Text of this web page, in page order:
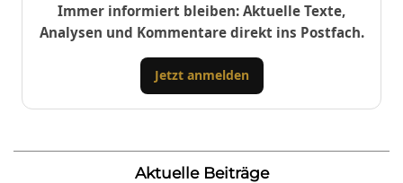
Immer informiert bleiben: Aktuelle Texte,
Analysen und Kommentare direkt ins Postfach.
Jetzt anmelden
Aktuelle Beiträge